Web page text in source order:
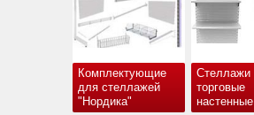
Комплектующие
для стеллажей
"Нордика"
Стеллажи
торговые
настенные